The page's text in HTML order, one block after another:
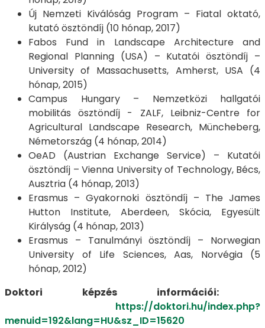
Új Nemzeti Kiválóság Program – Fiatal oktató,
kutató ösztöndíj (10 hónap, 2017)
Fabos Fund in Landscape Architecture and
Regional Planning (USA) – Kutatói ösztöndíj –
University of Massachusetts, Amherst, USA (4
hónap, 2015)
Campus Hungary – Nemzetközi hallgatói
mobilitás ösztöndíj - ZALF, Leibniz-Centre for
Agricultural Landscape Research, Müncheberg,
Németország (4 hónap, 2014)
OeAD (Austrian Exchange Service) – Kutatói
ösztöndíj – Vienna University of Technology, Bécs,
Ausztria (4 hónap, 2013)
Erasmus – Gyakornoki ösztöndíj – The James
Hutton Institute, Aberdeen, Skócia, Egyesült
Királyság (4 hónap, 2013)
Erasmus – Tanulmányi ösztöndíj – Norwegian
University of Life Sciences, Aas, Norvégia (5
hónap, 2012)
Doktori képzés információi:
https://doktori.hu/index.php?
menuid=192&lang=HU&sz_ID=15620